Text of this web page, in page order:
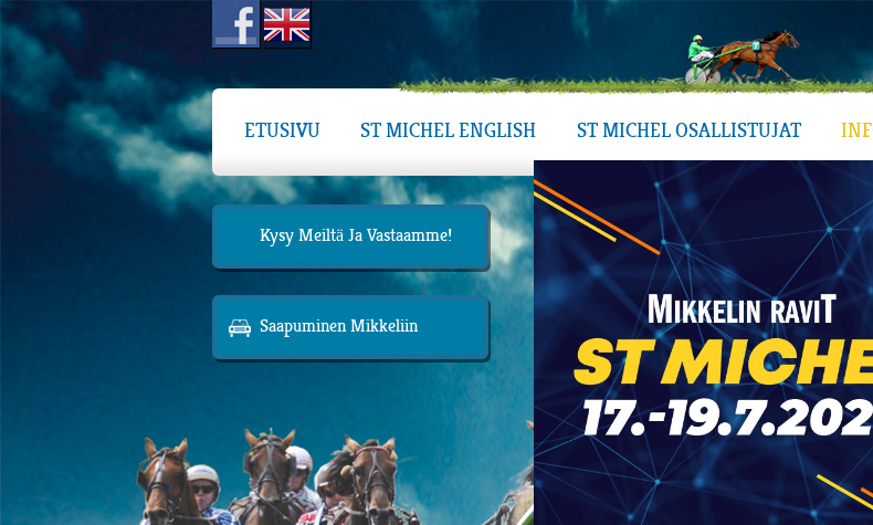
ETUSIVU ST MICHEL ENGLISH ST MICHEL OSALLISTUJAT
Kysy Meiltä Ja Vastaamme!
Saapuminen Mikkeliin